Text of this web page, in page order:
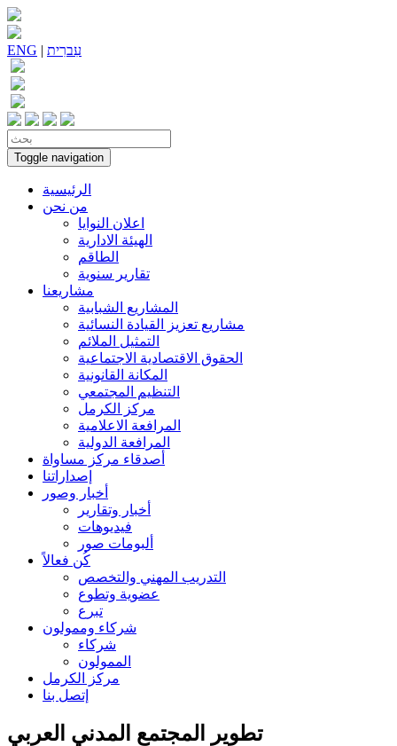
ENG | עִברִית
Toggle navigation
الرئيسية
من نحن
اعلان النوايا
الهيئة الادارية
الطاقم
تقارير سنوية
مشاريعنا
المشاريع الشبابية
مشاريع تعزيز القيادة النسائية
التمثيل الملائم
الحقوق الاقتصادية الاجتماعية
المكانة القانونية
التنظيم المجتمعي
مركز الكرمل
المرافعة الاعلامية
المرافعة الدولية
أصدقاء مركز مساواة
إصداراتنا
أخبار وصور
أخبار وتقارير
فيديوهات
ألبومات صور
كُن فعالاً
التدريب المهني والتخصص
عضوية وتطوع
تبرع
شركاء وممولون
شركاء
الممولون
مركز الكرمل
إتصل بنا
تطوير المجتمع المدني العربي